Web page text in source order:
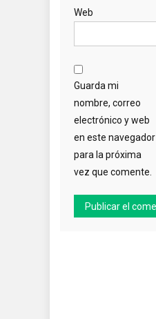
Web
Guarda mi
nombre, correo
electrónico y web
en este navegador
para la próxima
vez que comente.